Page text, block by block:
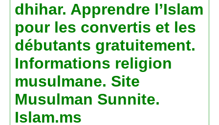
dhihar. Apprendre l’Islam
pour les convertis et les
débutants gratuitement.
Informations religion
musulmane. Site
Musulman Sunnite.
Islam.ms